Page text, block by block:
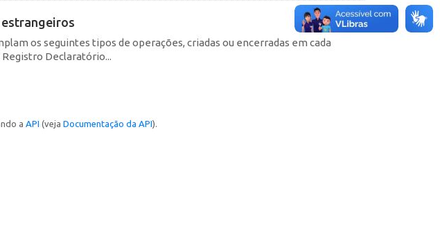
os seguintes tipos de operações, criadas ou encerradas em cada
Declaratório...
a API (veja Documentação da API).